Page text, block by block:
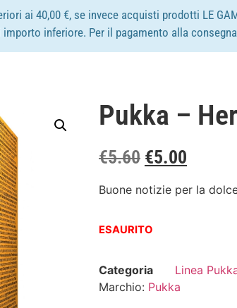
ai 40,00 €, se invece acquisti prodotti LE
inferiore. Per il pagamento alla
Pukka –
€5.60 €5.00
Buone notizie per la
ESAURITO
Categoria
Linea
Marchio: Pukka